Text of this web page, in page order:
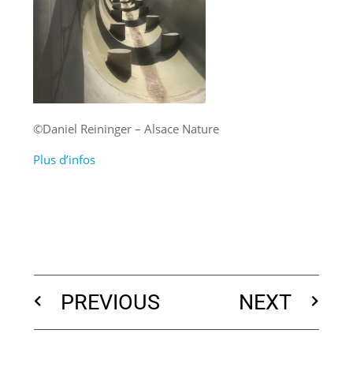
©Daniel Reininger – Alsace Nature
Plus d’infos
PREVIOUS NEXT